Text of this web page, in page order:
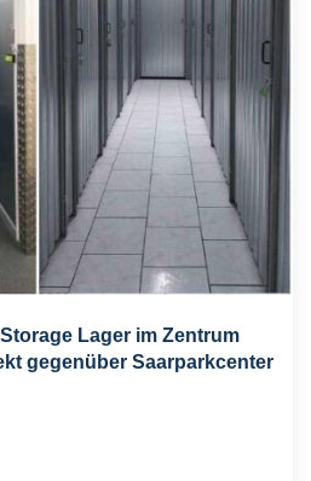
Lager im Zentrum
gegenüber Saarparkcenter